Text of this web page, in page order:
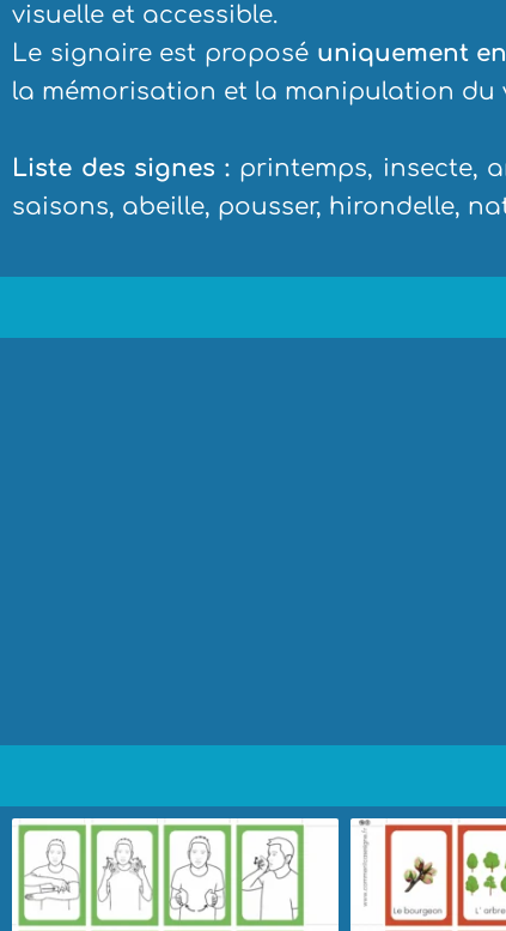
visuelle et accessible.
Le signaire est proposé uniquement
la mémorisation et la manipulation du
Liste des signes : printemps, insecte,
saisons, abeille, pousser, hirondelle,